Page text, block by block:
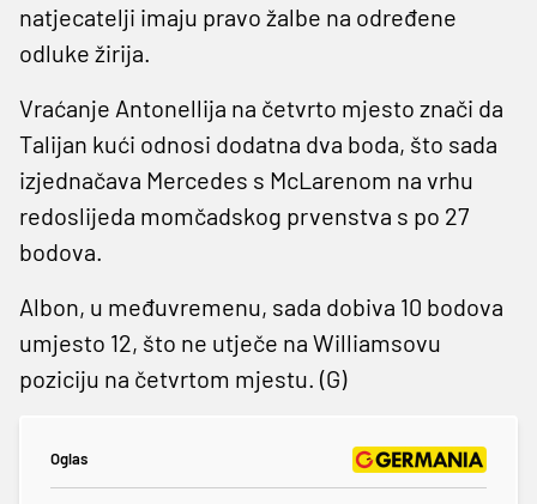
natjecatelji imaju pravo žalbe na određene
odluke žirija.
Vraćanje Antonellija na četvrto mjesto znači da
Talijan kući odnosi dodatna dva boda, što sada
izjednačava Mercedes s McLarenom na vrhu
redoslijeda momčadskog prvenstva s po 27
bodova.
Albon, u međuvremenu, sada dobiva 10 bodova
umjesto 12, što ne utječe na Williamsovu
poziciju na četvrtom mjestu. (G)
Oglas